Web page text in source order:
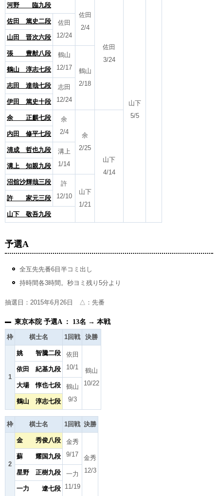
河野 臨九段
佐田
2/4
佐田
3/24
山下
5/5
佐田 篤史二段
佐田
12/24
山田 晋次六段
張 豊猷八段
鶴山
12/17
鶴山
2/18
鶴山 淳志七段
志田 達哉七段
志田
12/24
伊田 篤史十段
余 正麒七段
余
2/4
余
2/25
山下
4/14
内田 修平七段
清成 哲也九段
溝上
1/14
溝上 知親九段
沼舘沙輝哉三段
許
12/10
山下
1/21
許 家元三段
山下 敬吾九段
予選A
全互先先番6目半コミ出し
持時間各3時間。秒ヨミ残り5分より
抽選日：2015年6月26日 △：先番
東京本院 予選A ： 13名 → 本戦
枠 棋士名 1回戦 決勝
1
姚 智騰二段
依田
10/1
鶴山
10/22
依田 紀基九段
大場 惇也七段
鶴山
9/3
鶴山 淳志七段
枠 棋士名 1回戦 決勝
2
金 秀俊八段
金秀
9/17
金秀
12/3
蘇 耀国九段
星野 正樹九段
一力
11/19
一力 遼七段